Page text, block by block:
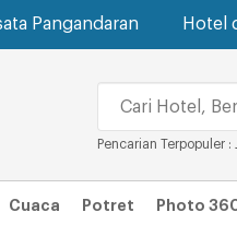
Pangandaran Hotel
Pencarian Terpopuler :
Cuaca Potret Photo